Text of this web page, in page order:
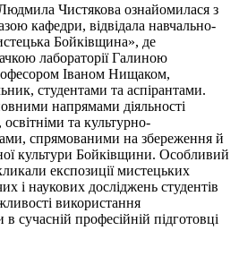
Чистякова ознайомилася з
кафедри, відвідала навчально-
Бойківщина», де
лабораторії Галиною
Іваном Нищаком,
студентами та аспірантами.
напрямами діяльності
освітніми та культурно-
спрямованими на збереження й
культури Бойківщини. Особливий
експозиції мистецьких
і наукових досліджень студентів
використання
сучасній професійній підготовці